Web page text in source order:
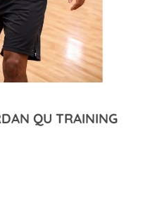
QU TRAINING